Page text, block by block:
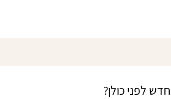
לפני כולן?